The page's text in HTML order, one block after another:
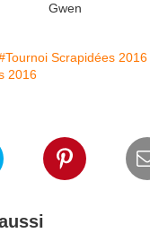
Gwen
Scrapidées 2016
2016